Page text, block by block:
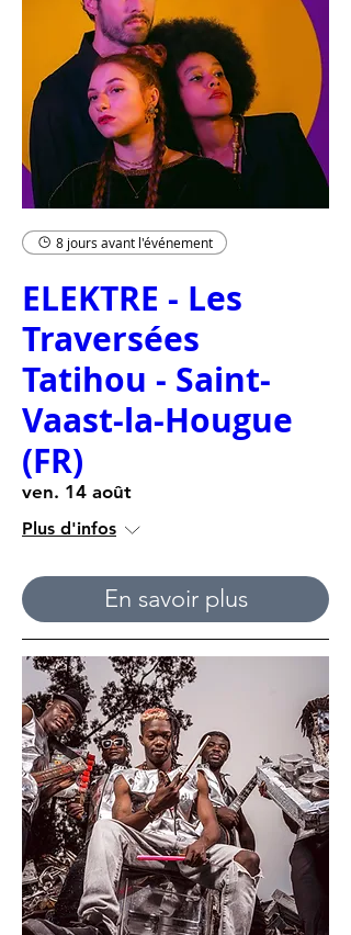
8 jours avant l'événement
ELEKTRE - Les
Traversées
Tatihou - Saint-
Vaast-la-Hougue
(FR)
ven. 14 août
Plus d'infos
En savoir plus